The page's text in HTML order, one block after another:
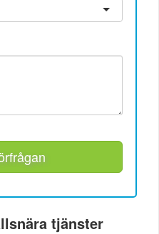
tjänster